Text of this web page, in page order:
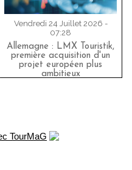
Vendredi 24 Juillet 2026 -
07:28
Allemagne : LMX Touristik,
première acquisition d'un
projet européen plus
ambitieux